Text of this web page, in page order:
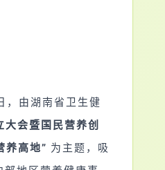
，由湖南省卫生健
大会暨国民营养创
养高地” 为主题，吸